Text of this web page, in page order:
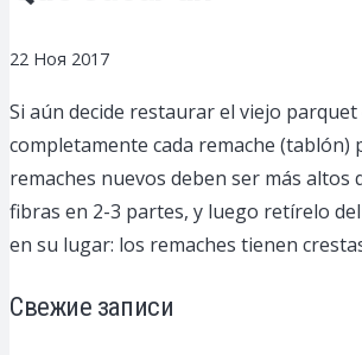
22 Ноя 2017
Si aún decide restaurar el viejo
completamente cada remache
remaches nuevos deben ser más altos
fibras en 2-3 partes, y luego retírelo
en su lugar: los remaches tienen
Свежие записи